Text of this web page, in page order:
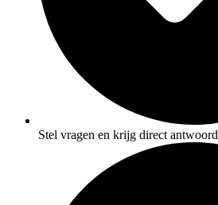
Stel vragen en krijg direct antwoord